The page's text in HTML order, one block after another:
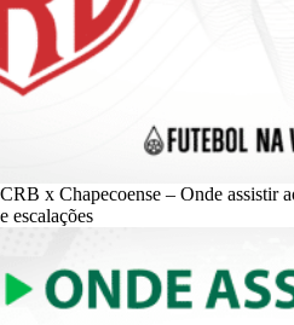
CRB x Chapecoense – Onde assistir
e escalações